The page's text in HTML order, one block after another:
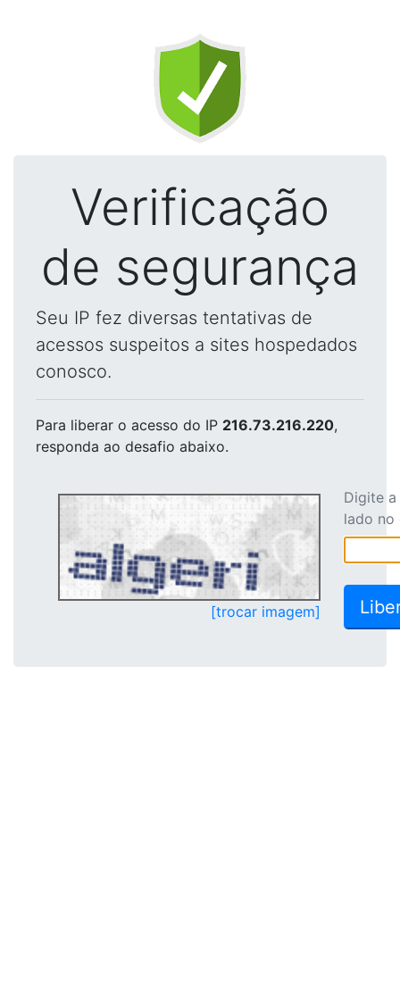
Verificação
de segurança
Seu IP fez diversas tentativas de
acessos suspeitos a sites hospedados
conosco.
Para liberar o acesso do IP 216.73.216.220,
responda ao desafio abaixo.
[trocar imagem]
Digite
lado no